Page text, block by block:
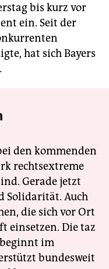
bis kurz vor
ein. Seit der
hat sich Bayers
den kommenden
rechtsextreme
Gerade jetzt
Solidarität. Auch
die sich vor Ort
einsetzen. Die taz
im
bundesweit